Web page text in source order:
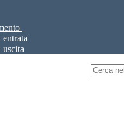
entrata
uscita